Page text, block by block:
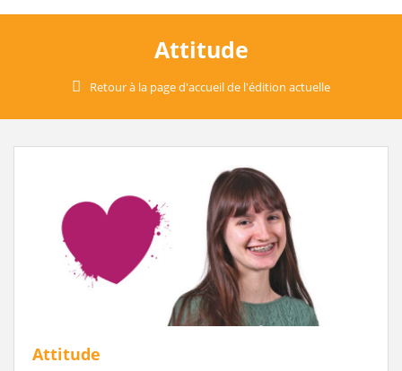
Attitude
Retour à la page d'accueil de l'édition actuelle
Attitude